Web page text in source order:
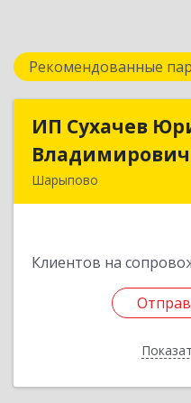
Рекомендованные
ИП Сухачев
Владимирович
Шарыпово
Клиентов на